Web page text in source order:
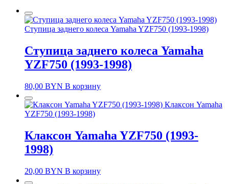
Ступица заднего колеса Yamaha YZF750 (1993-1998)
Ступица заднего колеса Yamaha
YZF750 (1993-1998)
80,00 BYN В корзину
Клаксон Yamaha
YZF750 (1993-1998)
Клаксон Yamaha YZF750 (1993-
1998)
20,00 BYN В корзину